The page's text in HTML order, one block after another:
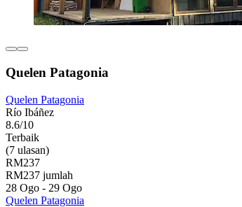
Quelen Patagonia
Quelen Patagonia
Río Ibáñez
8.6/10
Terbaik
(7 ulasan)
RM237
RM237 jumlah
28 Ogo - 29 Ogo
Quelen Patagonia